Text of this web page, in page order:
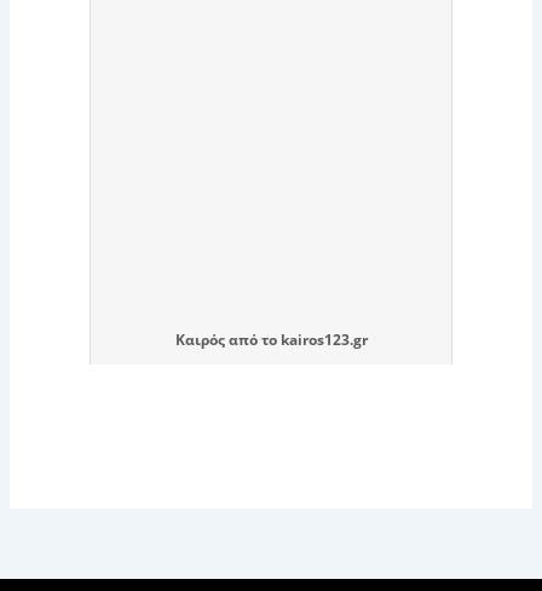
Καιρόςαπό το kairos123.gr